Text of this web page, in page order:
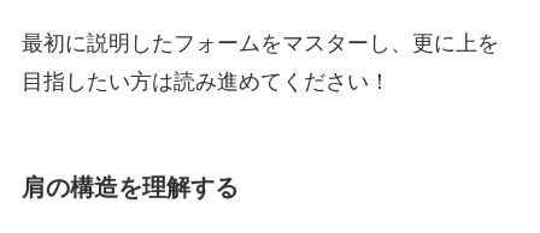
最初に説明したフォームをマスターし、更に上を
目指したい方は読み進めてください！
肩の構造を理解する